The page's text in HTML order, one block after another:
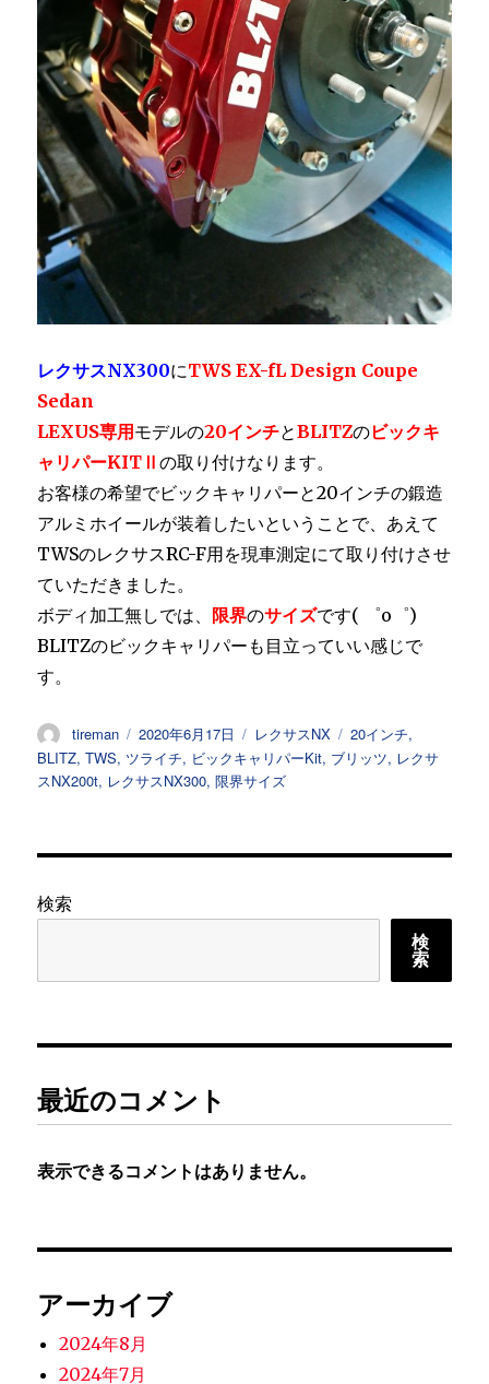
レクサスNX300にTWS EX-fL Design Coupe
Sedan
LEXUS専用モデルの20インチとBLITZのビックキ
ャリパーKITⅡの取り付けなります。
お客様の希望でビックキャリパーと20インチの鍛造
アルミホイールが装着したいということで、あえて
TWSのレクサスRC-F用を現車測定にて取り付けさせ
ていただきました。
ボディ加工無しでは、 限界のサイズです( ゜o゜)
BLITZのビックキャリパーも目立っていい感じで
す。
投
稿
者
tireman
投
稿
日:
2020年6月17日
カ
テ
ゴ
レクサスNX
タ
グ
20インチ,
BLITZ,TWS, ツライチ, ビックキャリパーKit, ブリッツ, レクサ
スNX200t, レクサスNX300,限界サイズ
検索
検
索
最近のコメント
表示できるコメントはありません。
アーカイブ
2024年8月
2024年7月